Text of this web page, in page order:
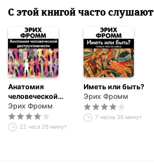
С этой книгой часто слушают
Анатомия
человеческой
деструктивности
Эрих Фромм
22 часа 26 минут
Иметь или быть?
Эрих Фромм
7 часов 36 минут